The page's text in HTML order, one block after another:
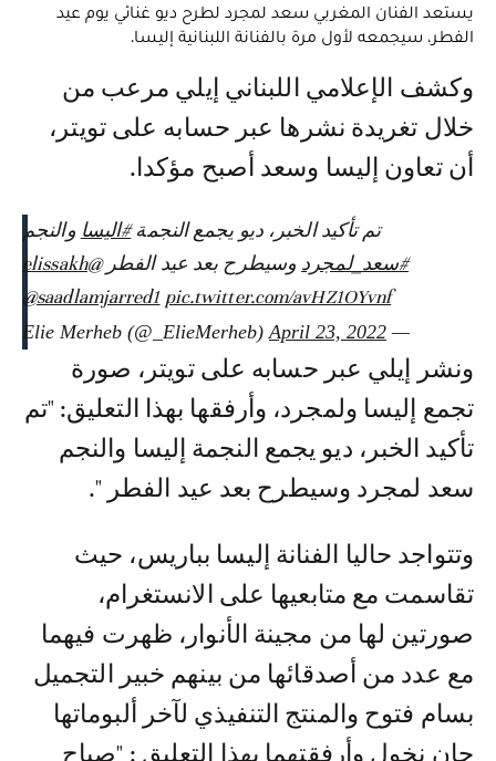
يستعد الفنان المغربي سعد لمجرد لطرح ديو غنائي يوم عيد
الفطر، سيجمعه لأول مرة بالفنانة اللبنانية إليسا.
وكشف الإعلامي اللبناني إيلي مرعب من
خلال تغريدة نشرها عبر حسابه على تويتر،
أن تعاون إليسا وسعد أصبح مؤكدا.
تم تأكيد الخبر، ديو يجمع النجمة#اليسا والنجم
#سعد_لمجرد وسيطرح بعد عيد الفطر@elissakh
@saadlamjarred1 pic.twitter.com/avHZ1OYvnf
— Elie Merheb (@_ElieMerheb)
April 23, 2022
ونشر إيلي عبر حسابه على تويتر، صورة
تجمع إليسا ولمجرد، وأرفقها بهذا التعليق: "تم
تأكيد الخبر، ديو يجمع النجمة إليسا والنجم
سعد لمجرد وسيطرح بعد عيد الفطر ".
وتتواجد حاليا الفنانة إليسا بباريس، حيث
تقاسمت مع متابعيها على الانستغرام،
صورتين لها من مجينة الأنوار، ظهرت فيهما
مع عدد من أصدقائها من بينهم خبير التجميل
بسام فتوح والمنتج التنفيذي لآخر ألبوماتها
جان نخول وأرفقتهما بهذا التعليق : "صباح